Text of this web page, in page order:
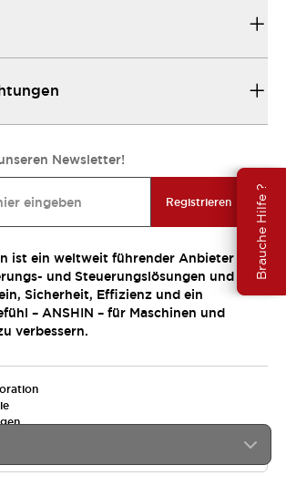
Brauche Hilfe ?
Newsletter!
Registrieren
ist ein weltweit führender Anbieter
und Steuerungslösungen und
Sicherheit, Effizienz und ein
– ANSHIN – für Maschinen und
verbessern.